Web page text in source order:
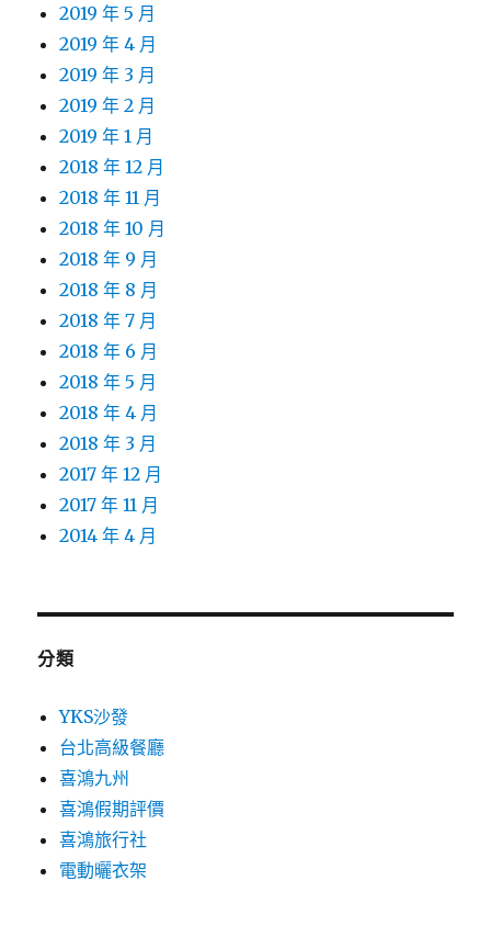
2019 年 5 月
2019 年 4 月
2019 年 3 月
2019 年 2 月
2019 年 1 月
2018 年 12 月
2018 年 11 月
2018 年 10 月
2018 年 9 月
2018 年 8 月
2018 年 7 月
2018 年 6 月
2018 年 5 月
2018 年 4 月
2018 年 3 月
2017 年 12 月
2017 年 11 月
2014 年 4 月
分類
YKS沙發
台北高級餐廳
喜鴻九州
喜鴻假期評價
喜鴻旅行社
電動曬衣架